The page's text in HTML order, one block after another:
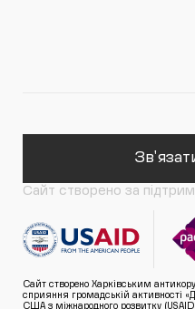
Сайт створено за
Сайт створено Харківським
сприяння громадській активності
США з міжнародного розвитку